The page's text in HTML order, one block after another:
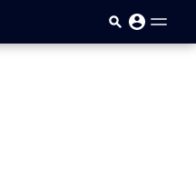
Sari la conținutul principal